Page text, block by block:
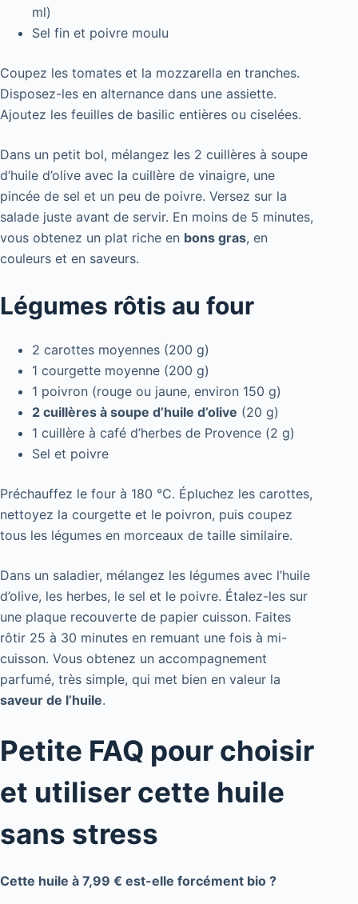
ml)
Sel fin et poivre moulu
Coupez les tomates et la mozzarella en tranches.
Disposez-les en alternance dans une assiette.
Ajoutez les feuilles de basilic entières ou ciselées.
Dans un petit bol, mélangez les 2 cuillères à soupe
d’huile d’olive avec la cuillère de vinaigre, une
pincée de sel et un peu de poivre. Versez sur la
salade juste avant de servir. En moins de 5 minutes,
vous obtenez un plat riche en bons gras, en
couleurs et en saveurs.
Légumes rôtis au four
2 carottes moyennes (200 g)
1 courgette moyenne (200 g)
1 poivron (rouge ou jaune, environ 150 g)
2 cuillères à soupe d’huile d’olive (20 g)
1 cuillère à café d’herbes de Provence (2 g)
Sel et poivre
Préchauffez le four à 180 °C. Épluchez les carottes,
nettoyez la courgette et le poivron, puis coupez
tous les légumes en morceaux de taille similaire.
Dans un saladier, mélangez les légumes avec l’huile
d’olive, les herbes, le sel et le poivre. Étalez-les sur
une plaque recouverte de papier cuisson. Faites
rôtir 25 à 30 minutes en remuant une fois à mi-
cuisson. Vous obtenez un accompagnement
parfumé, très simple, qui met bien en valeur la
saveur de l’huile.
Petite FAQ pour choisir
et utiliser cette huile
sans stress
Cette huile à 7,99 € est-elle forcément bio ?